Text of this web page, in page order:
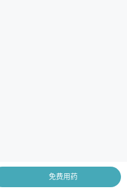
免费用药